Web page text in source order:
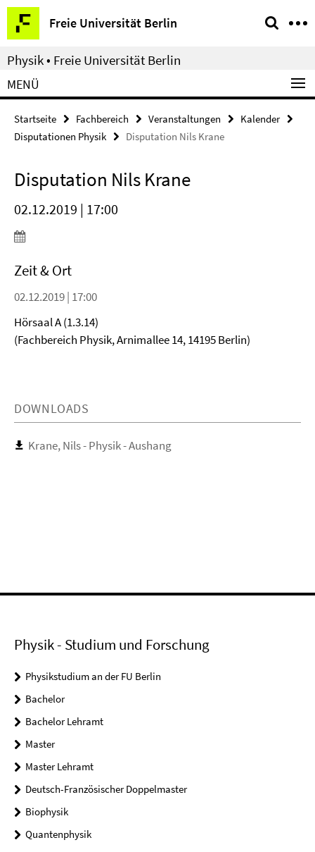
Springe
direkt
zu
Inhalt
Freie Universität Berlin
Service-
Navigation
Physik • Freie Universität Berlin
MENÜ
Startseite Fachbereich Veranstaltungen
Kalender
Disputationen Physik
Disputation Nils Krane
Disputation Nils Krane
02.12.2019 | 17:00
Zeit & Ort
02.12.2019 | 17:00
Hörsaal A (1.3.14)
(Fachbereich Physik, Arnimallee 14, 14195 Berlin)
DOWNLOADS
Krane, Nils - Physik - Aushang
Physik - Studium und Forschung
Physikstudium an der FU Berlin
Bachelor
Bachelor Lehramt
Master
Master Lehramt
Deutsch-Französischer Doppelmaster
Biophysik
Quantenphysik